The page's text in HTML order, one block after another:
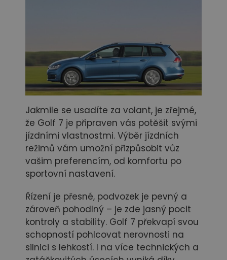
Jakmile se usadíte za volant, je zřejmé,
že Golf 7 je připraven vás potěšit svými
jízdními vlastnostmi. Výběr jízdních
režimů vám umožní přizpůsobit vůz
vašim preferencím, od komfortu po
sportovní nastavení.
Řízení je přesné, podvozek je pevný a
zároveň pohodlný – je zde jasný pocit
kontroly a stability. Golf 7 překvapí svou
schopností pohlcovat nerovnosti na
silnici s lehkostí. I na více technických a